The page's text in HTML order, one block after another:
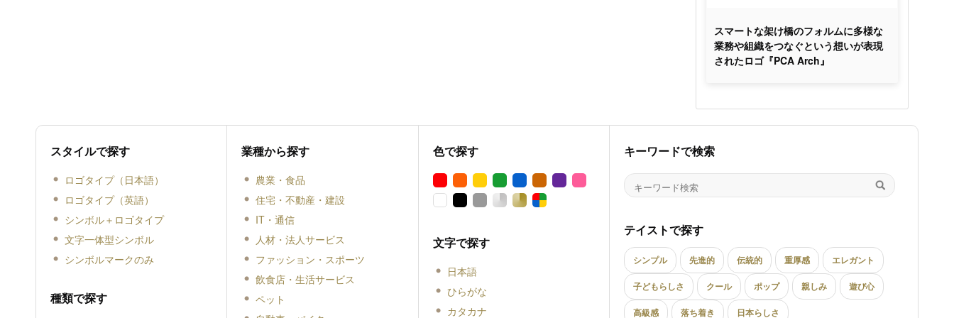
スマートな架け橋のフォルムに多様な
業務や組織をつなぐという想いが表現
されたロゴ『PCA Arch』
スタイルで探す
ロゴタイプ（日本語）
ロゴタイプ（英語）
シンボル＋ロゴタイプ
文字一体型シンボル
シンボルマークのみ
種類で探す
業種から探す
農業・食品
住宅・不動産・建設
IT・通信
人材・法人サービス
ファッション・スポーツ
飲食店・生活サービス
ペット
色で探す
文字で探す
日本語
ひらがな
カタカナ
キーワードで検索
テイストで探す
シンプル 先進的 伝統的 重厚感 エレガント
子どもらしさ クール ポップ 親しみ 遊び心
高級感 落ち着き 日本らしさ